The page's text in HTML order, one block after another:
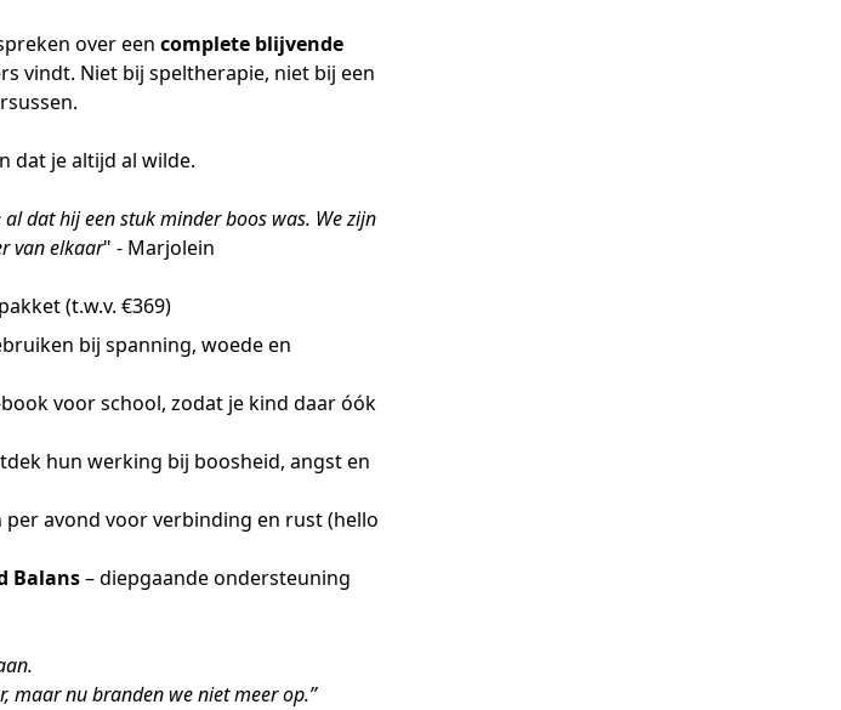
over een complete blijvende
vindt. Niet bij speltherapie, niet bij een
dat je altijd al wilde.
dat hij een stuk minder boos was. We zijn
van elkaar" - Marjolein
(t.w.v. €369)
bij spanning, woede en
voor school, zodat je kind daar óók
hun werking bij boosheid, angst en
per avond voor verbinding en rust (hello
Balans– diepgaande ondersteuning
maar nu branden we niet meer op.”